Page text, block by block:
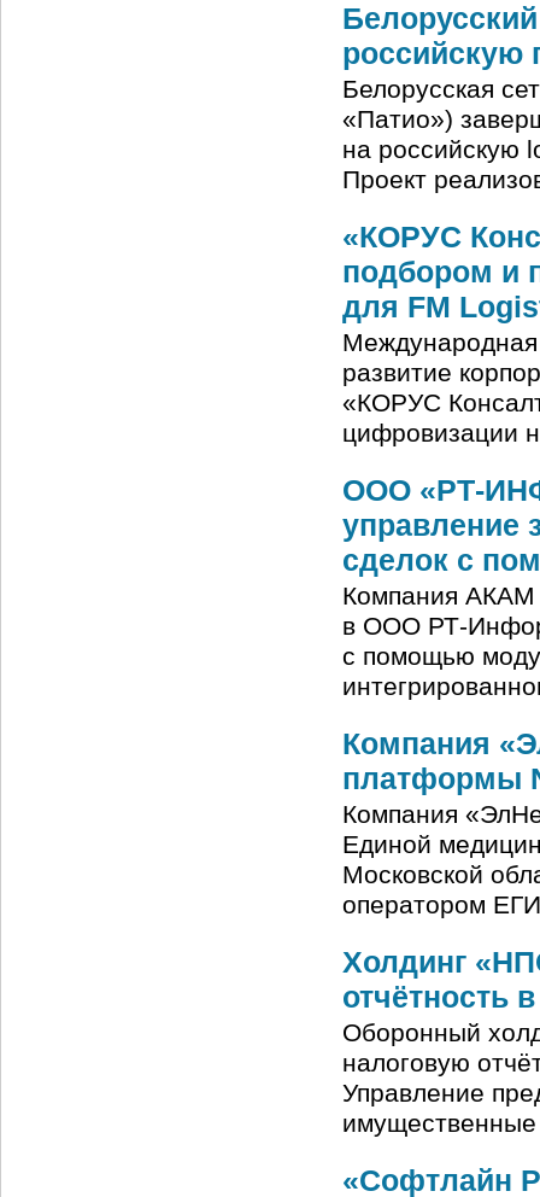
российскую
Белорусская
«Патио»)
на российскую
Проект
«КОРУС
подбором и
для FM
Международная
развитие
«КОРУС
цифровизации
ООО «РТ-
управление
сделок с
Компания АКАМ
в ООО РТ-
с помощью
Компания
платформы
Компания
Единой
Московской
оператором
Холдинг
отчётность
Оборонный
налоговую
Управление
«Софтлайн